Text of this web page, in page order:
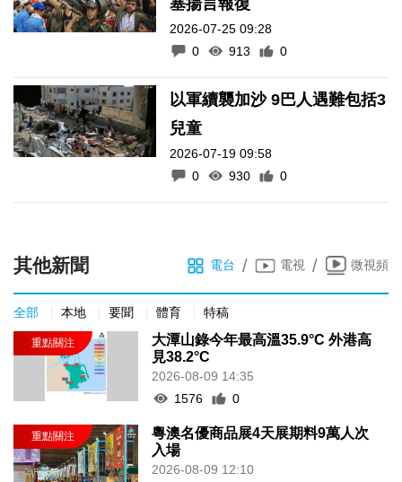
2026-07-25 09:28
0
913 0
以軍續襲加沙 9巴人遇難包括3
兒童
2026-07-19 09:58
0
930 0
其他新聞 電台 / 電視 / 微視頻
全部 本地 要聞 體育 特稿
大潭山錄今年最高溫35.9°C 外港高
見38.2°C
2026-08-09 14:35
1576
0
粵澳名優商品展4天展期料9萬人次
入場
2026-08-09 12:10